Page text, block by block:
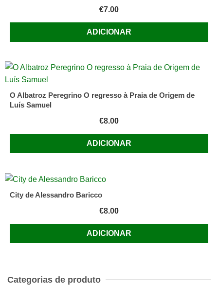
€7.00
ADICIONAR
O Albatroz Peregrino O regresso à Praia de Origem de
Luís Samuel
€8.00
ADICIONAR
City de Alessandro Baricco
€8.00
ADICIONAR
Categorias de produto